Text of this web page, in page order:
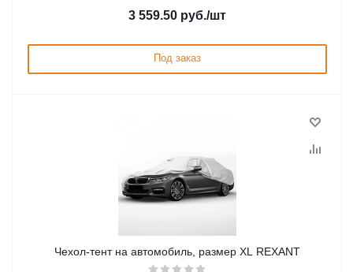
3 559.50 руб./шт
Под заказ
Чеxол-тент на автомобиль, размер XL REXANT